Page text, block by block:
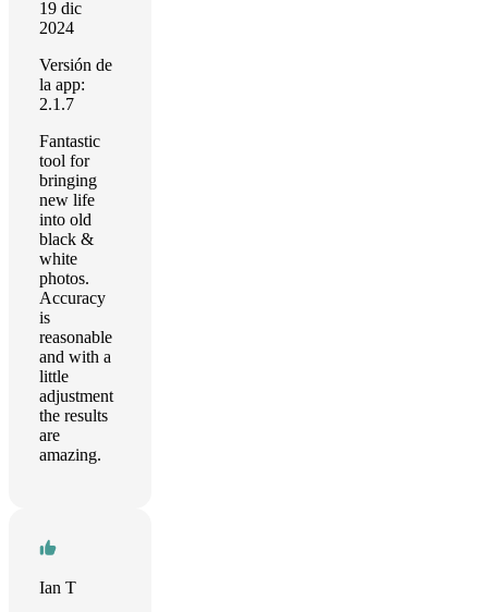
19 dic
2024
Versión de
la app:
2.1.7
Fantastic
tool for
bringing
new life
into old
black &
white
photos.
Accuracy
is
reasonable
and with a
little
adjustment
the results
are
amazing.
Ian T